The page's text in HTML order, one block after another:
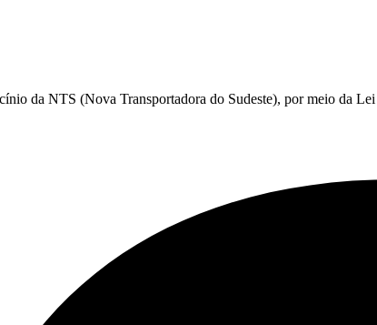
da NTS (Nova Transportadora do Sudeste), por meio da